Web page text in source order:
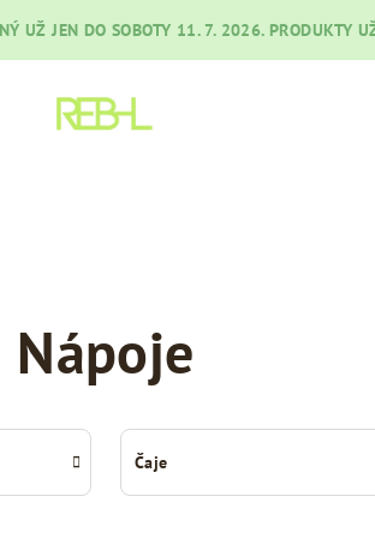
UŽ JEN DO SOBOTY 11. 7. 2026. PRODUKTY
Nápoje
Čaje